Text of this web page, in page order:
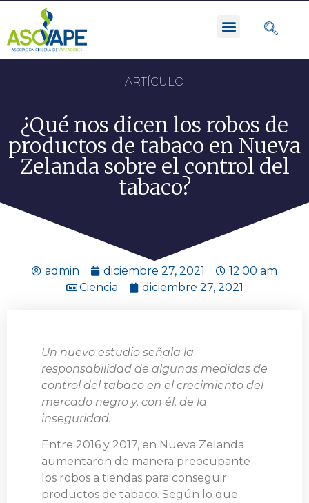
ARTÍCULO
¿Qué nos dicen los robos de
productos de tabaco en Nueva
Zelanda sobre el control del
tabaco?
admin diciembre 27, 2021
12:00 am
Ciencia
diciembre 27, 2021
Un nuevo estudio señala la
responsabilidad de algunas medidas de
control del tabaco en el crecimiento del
mercado negro y, con él, de la
inseguridad.
Entre 2016 y 2017, en Nueva Zelanda
aumentaron de manera preocupante
los robos a tiendas para conseguir
productos de tabaco. Según lo que